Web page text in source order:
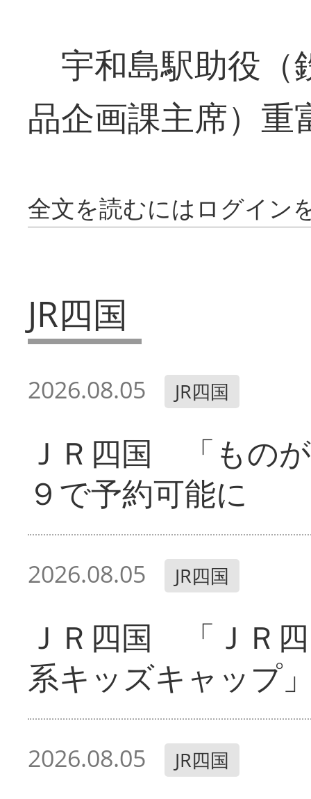
宇和島駅助役（
品企画課主席）重
全文を読むにはログイン
JR四国
2026.08.05 JR四国
ＪＲ四国 「もの
９で予約可能に
2026.08.05 JR四国
ＪＲ四国 「ＪＲ
系キッズキャップ
2026.08.05 JR四国